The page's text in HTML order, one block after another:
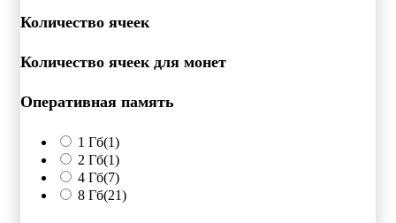
Количество ячеек
Количество ячеек для монет
Оперативная память
1 Гб(1)
2 Гб(1)
4 Гб(7)
8 Гб(21)